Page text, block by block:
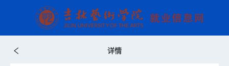
详情